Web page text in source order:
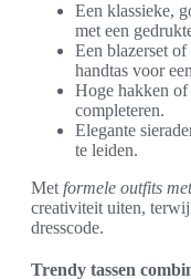
Een klassieke,
met een
Een blazerset
handtas voor
Hoge hakken
completeren.
Elegante
te leiden.
Met formele outfits
creativiteit uiten,
dresscode.
Trendy tassen